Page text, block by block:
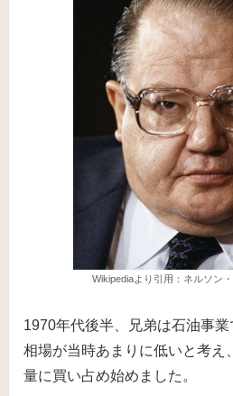
Wikipediaより引用：ネルソン
1970年代後半、兄弟は石油事
相場が当時あまりに低いと考え
量に買い占め始めました。